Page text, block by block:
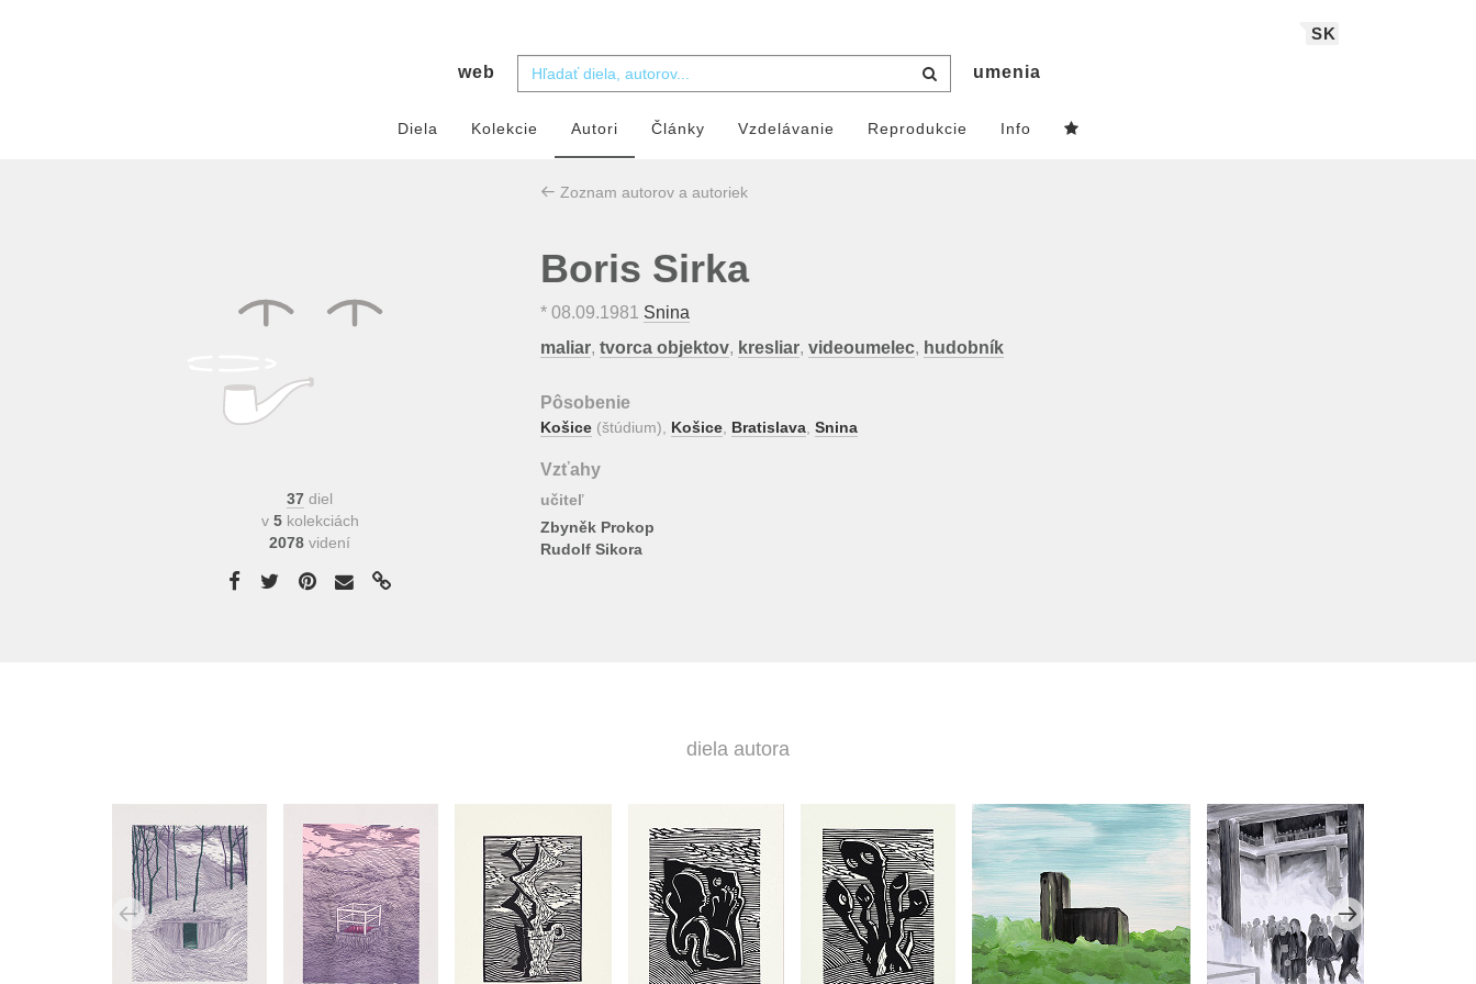
SK
web umenia
Diela Kolekcie Autori Články Vzdelávanie Reprodukcie Info
37 diel
v 5kolekciách
2078 videní
Zoznam autorov a autoriek
Boris Sirka
* 08.09.1981 Snina
maliar, tvorca objektov, kresliar, videoumelec, hudobník
Pôsobenie
Košice (štúdium), Košice, Bratislava, Snina
Vzťahy
učiteľ
Zbyněk Prokop
Rudolf Sikora
diela autora